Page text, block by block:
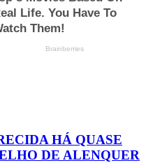
HÁ QUASE
DE ALENQUER